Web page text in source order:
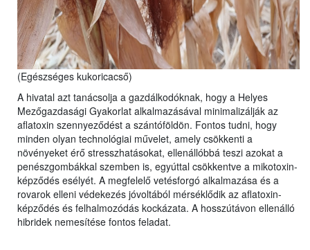
(Egészséges kukoricacső)
A hivatal azt tanácsolja a gazdálkodóknak, hogy a Helyes
Mezőgazdasági Gyakorlat alkalmazásával minimalizálják az
aflatoxin szennyeződést a szántóföldön. Fontos tudni, hogy
minden olyan technológiai művelet, amely csökkenti a
növényeket érő stresszhatásokat, ellenállóbbá teszi azokat a
penészgombákkal szemben is, egyúttal csökkentve a mikotoxin-
képződés esélyét. A megfelelő vetésforgó alkalmazása és a
rovarok elleni védekezés jóvoltából mérséklődik az aflatoxin-
képződés és felhalmozódás kockázata. A hosszútávon ellenálló
hibridek nemesítése fontos feladat.